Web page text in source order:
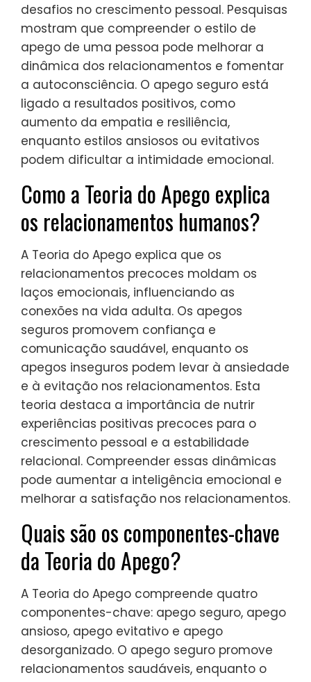
desafios no crescimento pessoal. Pesquisas
mostram que compreender o estilo de
apego de uma pessoa pode melhorar a
dinâmica dos relacionamentos e fomentar
a autoconsciência. O apego seguro está
ligado a resultados positivos, como
aumento da empatia e resiliência,
enquanto estilos ansiosos ou evitativos
podem dificultar a intimidade emocional.
Como a Teoria do Apego explica
os relacionamentos humanos?
A Teoria do Apego explica que os
relacionamentos precoces moldam os
laços emocionais, influenciando as
conexões na vida adulta. Os apegos
seguros promovem confiança e
comunicação saudável, enquanto os
apegos inseguros podem levar à ansiedade
e à evitação nos relacionamentos. Esta
teoria destaca a importância de nutrir
experiências positivas precoces para o
crescimento pessoal e a estabilidade
relacional. Compreender essas dinâmicas
pode aumentar a inteligência emocional e
melhorar a satisfação nos relacionamentos.
Quais são os componentes-chave
da Teoria do Apego?
A Teoria do Apego compreende quatro
componentes-chave: apego seguro, apego
ansioso, apego evitativo e apego
desorganizado. O apego seguro promove
relacionamentos saudáveis, enquanto o